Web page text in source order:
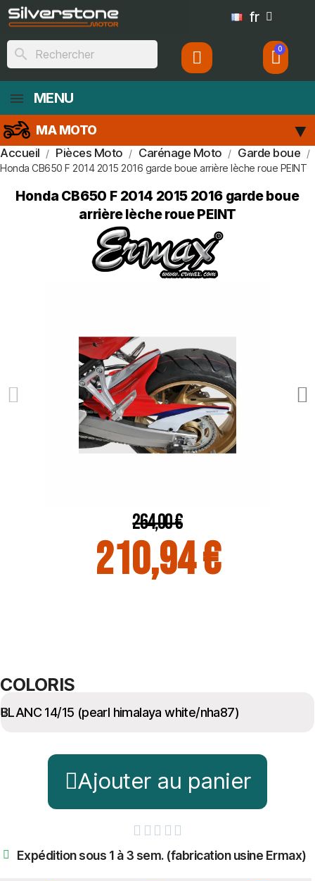
fr
search
MENU
MA MOTO
Accueil Pièces Moto Carénage Moto Garde boue
Honda CB650 F 2014 2015 2016 garde boue arrière lèche roue PEINT
Honda CB650 F 2014 2015 2016 garde boue
arrière lèche roue PEINT
264,00 €
210,94 €
COLORIS
Ajouter au panier
    
Expédition sous 1 à 3 sem. (fabrication usine Ermax)